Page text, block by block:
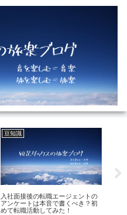
豆知識
入社面接後の転職エージェントの
アンケートは本音で書くべき？初
めて転職活動してみた！